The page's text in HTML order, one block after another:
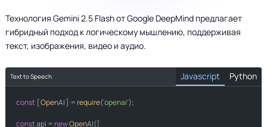
Технология Gemini 2.5 Flash от Google DeepMind предлагает
гибридный подход к логическому мышлению, поддерживая
текст, изображения, видео и аудио.
Text to Speech Javascript Python
const { OpenAI } = require('openai');
const api = newOpenAI({
import